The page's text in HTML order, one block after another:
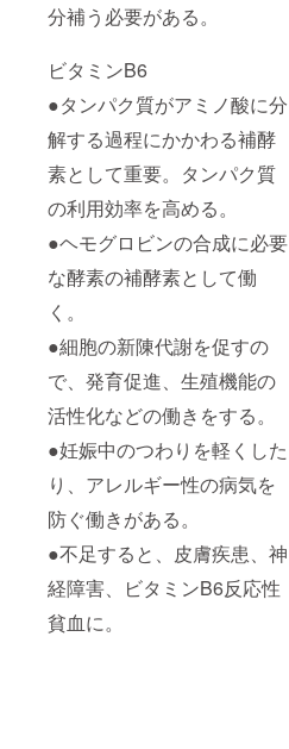
分補う必要がある。
ビタミンB6
●タンパク質がアミノ酸に分
解する過程にかかわる補酵
素として重要。タンパク質
の利用効率を高める。
●ヘモグロビンの合成に必要
な酵素の補酵素として働
く。
●細胞の新陳代謝を促すの
で、発育促進、生殖機能の
活性化などの働きをする。
●妊娠中のつわりを軽くした
り、アレルギー性の病気を
防ぐ働きがある。
●不足すると、皮膚疾患、神
経障害、ビタミンB6反応性
貧血に。